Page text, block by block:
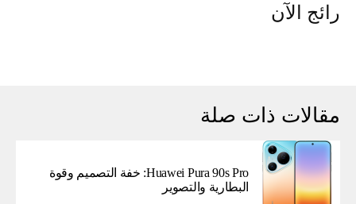
رائج الآن
مقالات ذات صلة
Huawei Pura 90s Pro: خفة التصميم وقوة
البطارية والتصوير